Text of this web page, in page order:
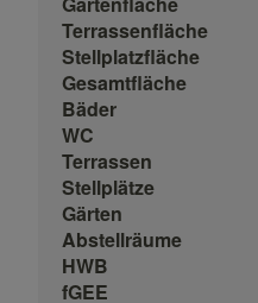
Terrassenfläche
Stellplatzfläche
Gesamtfläche
Bäder
WC
Terrassen
Stellplätze
Gärten
Abstellräume
HWB
fGEE